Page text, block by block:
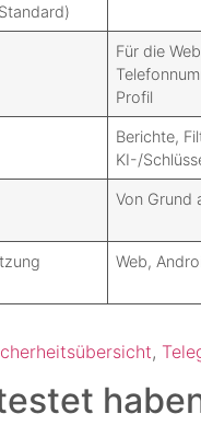
Für die
Profil
Berichte,
KI-/
Von Grund
Web,
,